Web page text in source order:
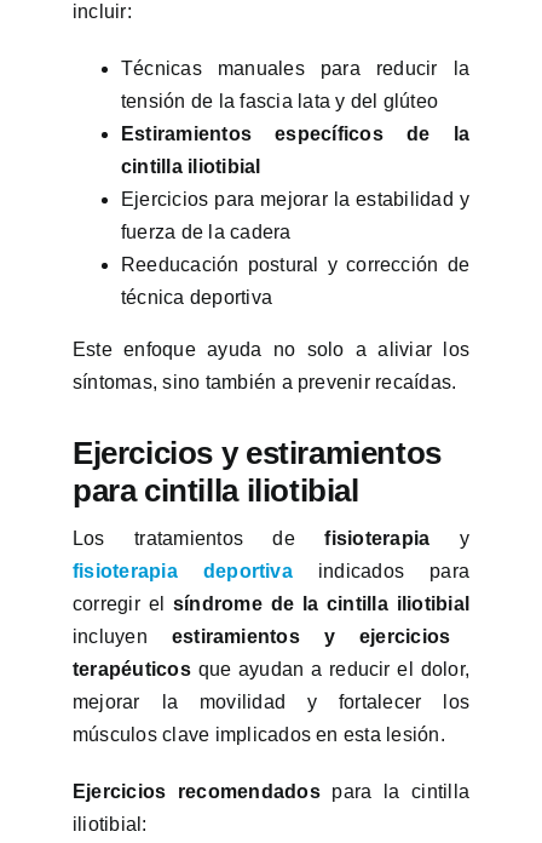
incluir:
Técnicas manuales para reducir la
tensión de la fascia lata y del glúteo
Estiramientos específicos de la
cintilla iliotibial
Ejercicios para mejorar la estabilidad y
fuerza de la cadera
Reeducación postural y corrección de
técnica deportiva
Este enfoque ayuda no solo a aliviar los
síntomas, sino también a prevenir recaídas.
Ejercicios y estiramientos
para cintilla iliotibial
Los tratamientos defisioterapia y
fisioterapia deportivaindicados para
corregir el síndrome de la cintilla iliotibial
incluyen estiramientos y ejercicios
terapéuticosque ayudan a reducir el dolor,
mejorar la movilidad y fortalecer los
músculos clave implicados en esta lesión.
Ejercicios recomendadospara la cintilla
iliotibial: